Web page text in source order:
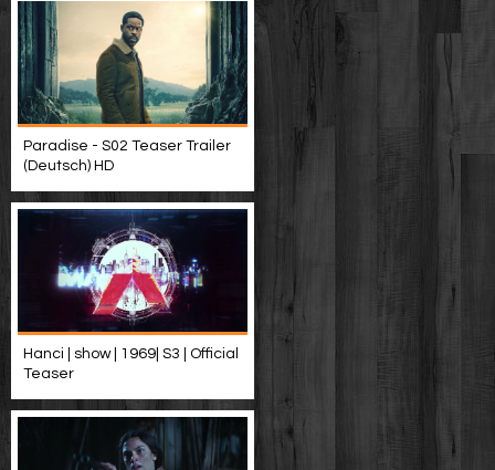
Paradise - S02 Teaser Trailer
(Deutsch) HD
Hanci | show | 1969| S3 | Official
Teaser